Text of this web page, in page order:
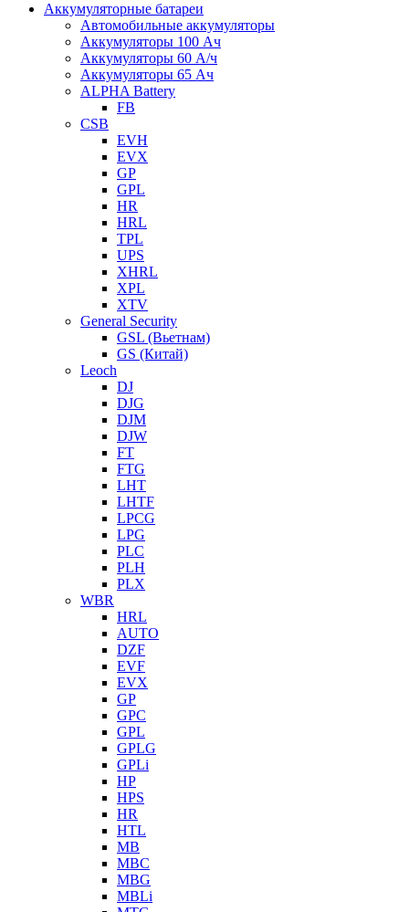
Аккумуляторные батареи
Автомобильные аккумуляторы
Аккумуляторы 100 Ач
Аккумуляторы 60 А/ч
Аккумуляторы 65 Ач
ALPHA Battery
FB
CSB
EVH
EVX
GP
GPL
HR
HRL
TPL
UPS
XHRL
XPL
XTV
General Security
GSL (Вьетнам)
GS (Китай)
Leoch
DJ
DJG
DJM
DJW
FT
FTG
LHT
LHTF
LPCG
LPG
PLC
PLH
PLX
WBR
HRL
AUTO
DZF
EVF
EVX
GP
GPC
GPL
GPLG
GPLi
HP
HPS
HR
HTL
MB
MBC
MBG
MBLi